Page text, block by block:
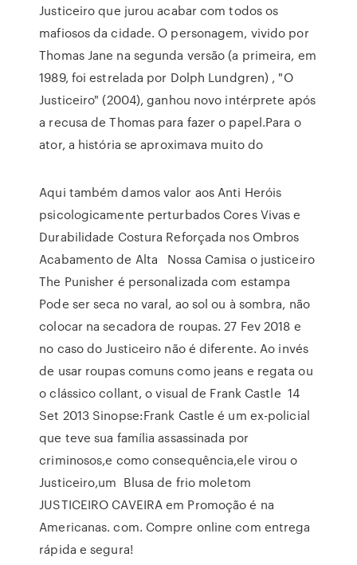
Justiceiro que jurou acabar com todos os
mafiosos da cidade. O personagem, vivido por
Thomas Jane na segunda versão (a primeira, em
1989, foi estrelada por Dolph Lundgren) , "O
Justiceiro" (2004), ganhou novo intérprete após
a recusa de Thomas para fazer o papel.Para o
ator, a história se aproximava muito do
Aqui também damos valor aos Anti Heróis
psicologicamente perturbados Cores Vivas e
Durabilidade Costura Reforçada nos Ombros
Acabamento de Alta Nossa Camisa o justiceiro
The Punisher é personalizada com estampa
Pode ser seca no varal, ao sol ou à sombra, não
colocar na secadora de roupas. 27 Fev 2018 e
no caso do Justiceiro não é diferente. Ao invés
de usar roupas comuns como jeans e regata ou
o clássico collant, o visual de Frank Castle 14
Set 2013 Sinopse:Frank Castle é um ex-policial
que teve sua família assassinada por
criminosos,e como consequência,ele virou o
Justiceiro,um Blusa de frio moletom
JUSTICEIRO CAVEIRA em Promoção é na
Americanas. com. Compre online com entrega
rápida e segura!